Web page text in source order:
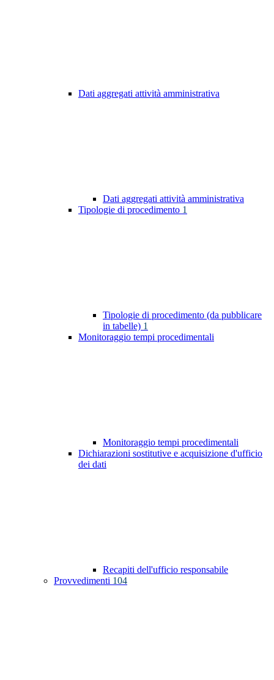
Dati aggregati attività amministrativa
Dati aggregati attività amministrativa
Tipologie di procedimento 1
Tipologie di procedimento (da pubblicare
in tabelle) 1
Monitoraggio tempi procedimentali
Monitoraggio tempi procedimentali
Dichiarazioni sostitutive e acquisizione d'ufficio
dei dati
Recapiti dell'ufficio responsabile
Provvedimenti 104